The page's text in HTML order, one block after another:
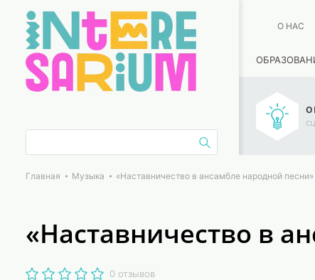
О НАС
Главная Музыка «Наставничество в ансамбле народной песни»
«Наставничество в
0 отзывов